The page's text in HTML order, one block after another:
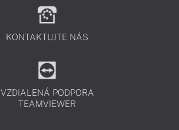
KONTAKTUJTE NÁS
VZDIALENÁ PODPORA
TEAMVIEWER